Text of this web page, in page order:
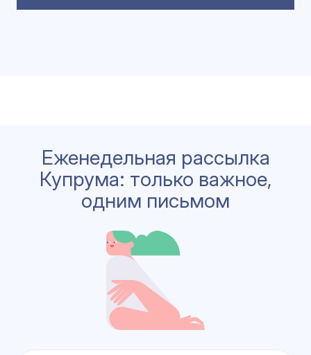
Еженедельная рассылка
Купрума: только важное,
одним письмом